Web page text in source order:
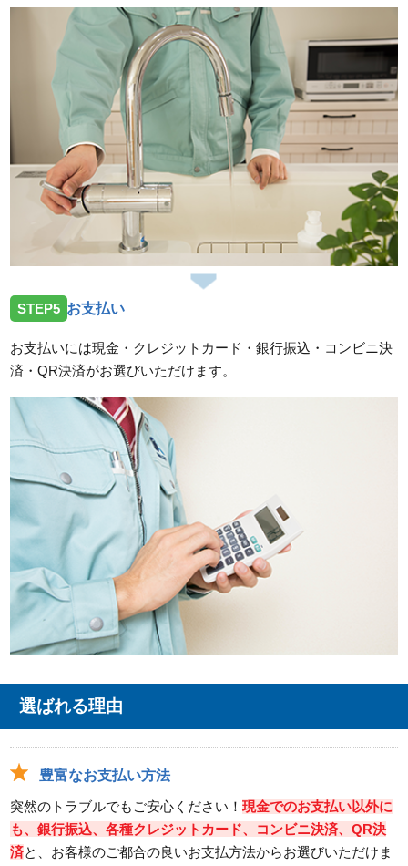
STEP5 お支払い
お支払いには現金・クレジットカード・銀行振込・コンビニ決
済・QR決済がお選びいただけます。
選ばれる理由
豊富なお支払い方法
突然のトラブルでもご安心ください！現金でのお支払い以外に
も、銀行振込、各種クレジットカード、コンビニ決済、QR決
済と、お客様のご都合の良いお支払方法からお選びいただけま